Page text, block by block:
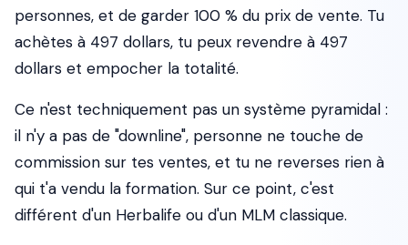
personnes, et de garder 100 % du prix de vente. Tu
achètes à 497 dollars, tu peux revendre à 497
dollars et empocher la totalité.
Ce n'est techniquement pas un système pyramidal :
il n'y a pas de "downline", personne ne touche de
commission sur tes ventes, et tu ne reverses rien à
qui t'a vendu la formation. Sur ce point, c'est
différent d'un Herbalife ou d'un MLM classique.